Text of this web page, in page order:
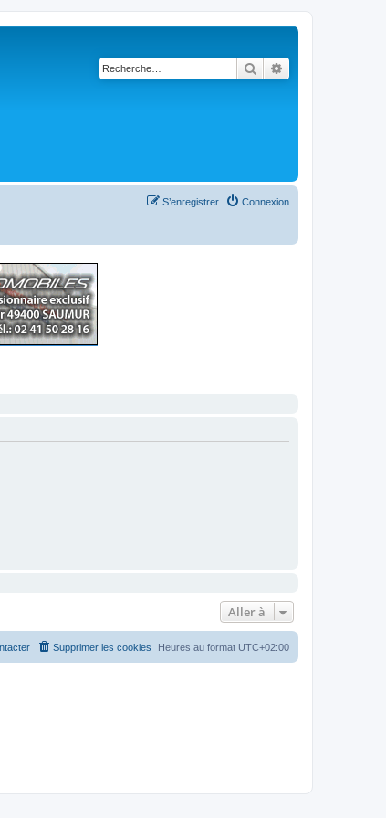
Rechercher
Connexion
S’enregistrer
Aller à
Heures au format UTC+02:00
Supprimer les cookies